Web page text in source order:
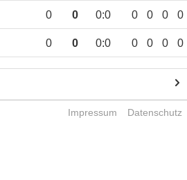
0 0 0:0 0 0 0 0
0 0 0:0 0 0 0 0
Impressum Datenschutz